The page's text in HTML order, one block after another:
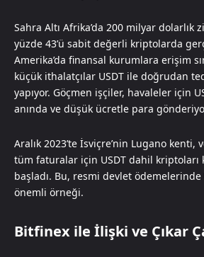
Sahra Altı Afrika’da 200 milyar
yüzde 43’ü sabit değerli kriptolarda
Amerika’da finansal kurumlara erişim
küçük ithalatçılar USDT ile doğrudan
yapıyor. Göçmen işçiler, havaleler için
anında ve düşük ücretle para
Aralık 2023’te İsviçre’nin Lugano kenti,
tüm faturalar için USDT dahil kriptoları
başladı. Bu, resmi devlet
önemli örneği.
Bitfinex ile İlişki ve Çıkar